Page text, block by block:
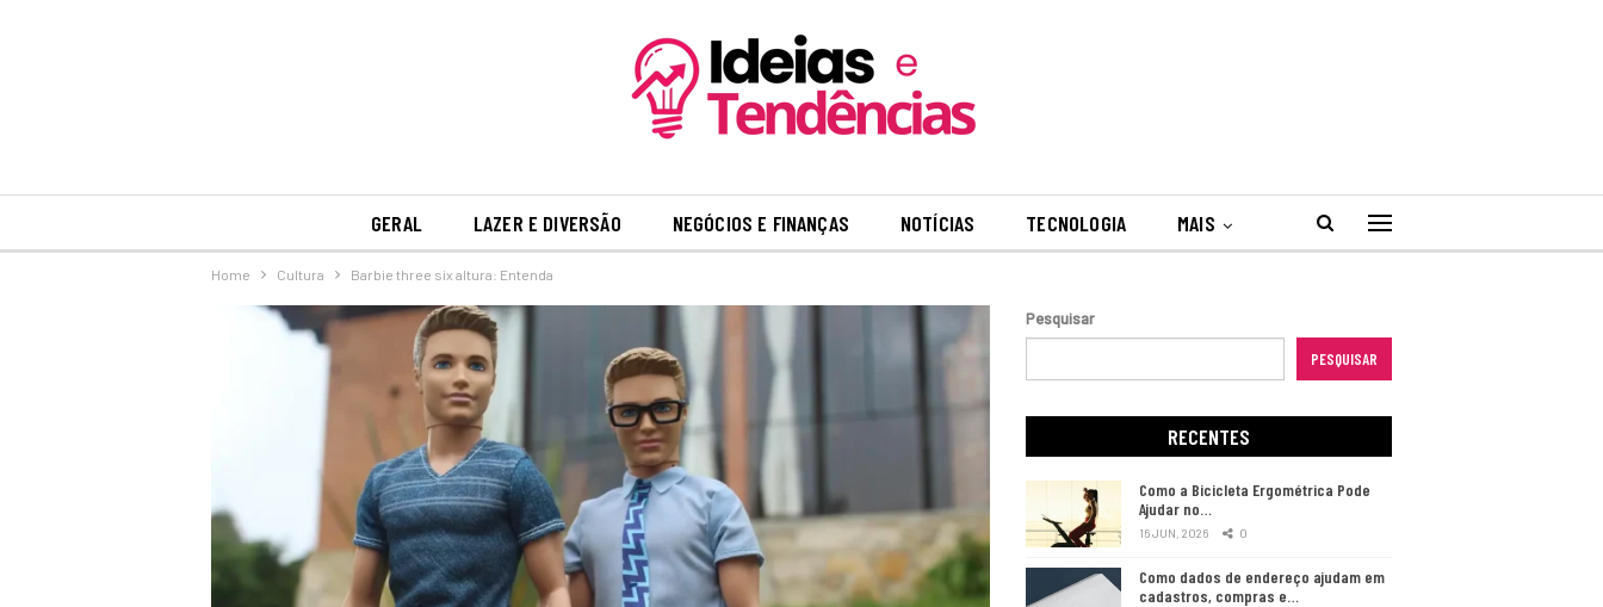
GERAL LAZER E DIVERSÃO NEGÓCIOS E FINANÇAS NOTÍCIAS TECNOLOGIA MAIS
Home Cultura Barbie three six altura: Entenda
Pesquisar
PESQUISAR
RECENTES
Como a Bicicleta Ergométrica Pode
Ajudar no…
16 JUN, 2026 0
Como dados de endereço ajudam em
cadastros, compras e…